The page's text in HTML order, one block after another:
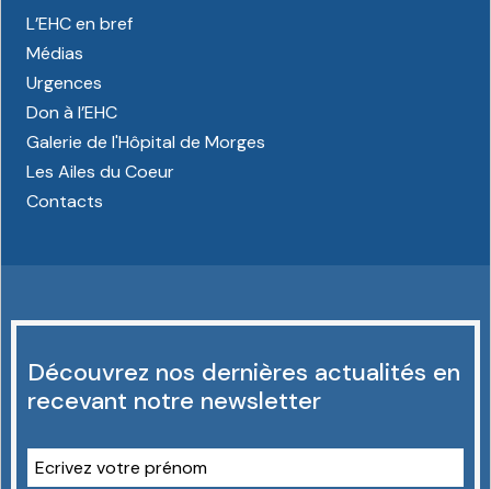
L’EHC en bref
Médias
Urgences
Don à l’EHC
Galerie de l'Hôpital de Morges
Les Ailes du Coeur
Contacts
Découvrez nos dernières actualités en
recevant notre newsletter